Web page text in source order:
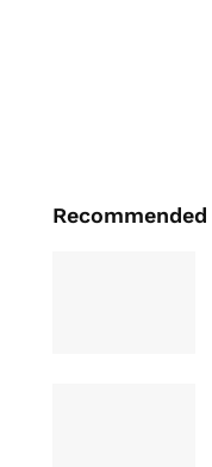
Recommended